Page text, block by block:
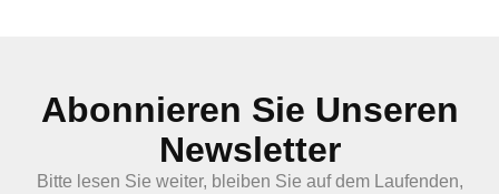
Abonnieren Sie Unseren
Newsletter
Bitte lesen Sie weiter, bleiben Sie auf dem Laufenden,